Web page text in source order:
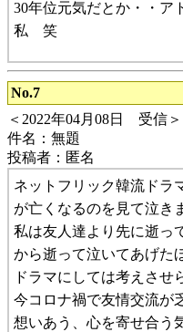
30年位元気だとか・・ア
私 笑
No.7
＜2022年04月08日 受信＞
件名：無題
投稿者：匿名
ネットフリック韓流ドラ
が亡くなるのを見て泣き
私は友人達より先に逝っ
から逝って泣いてあげた
ドラマにしては考えさせ
今コロナ禍で友情交流が
想いあう、心を寄せ合う